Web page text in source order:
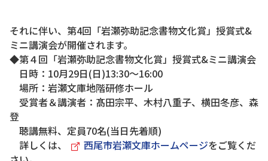
それに伴い、第4回「岩瀬弥助記念書物文化賞」授賞式&
ミニ講演会が開催されます。
◆第４回「岩瀬弥助記念書物文化賞」授賞式&ミニ講演会
日時：10月29日(日)13:30～16:00
場所：岩瀬文庫地階研修ホール
受賞者＆講演者：髙田宗平、木村八重子、横田冬彦、森
登
聴講無料、定員70名(当日先着順)
詳しくは、
西尾市岩瀬文庫ホームページをご覧くだ